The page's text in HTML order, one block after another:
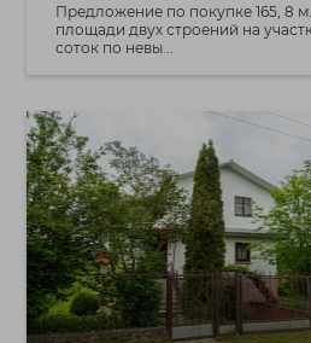
Предложение по покупке 165, 8
площади двух строений на
соток по невы...